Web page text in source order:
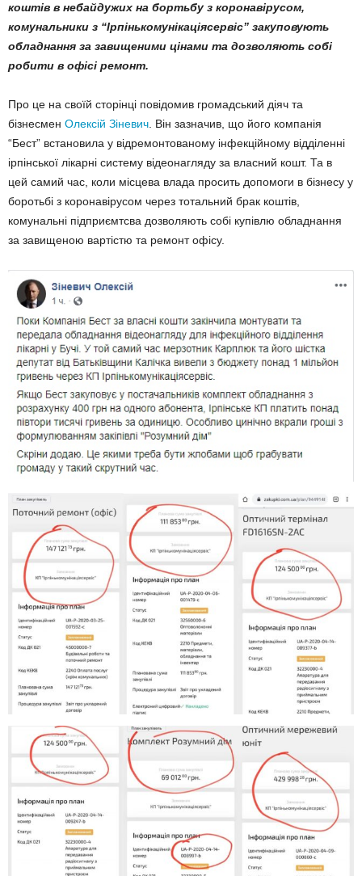
коштів в небайдужих на бортьбу з коронавірусом,
комунальники з “Ірпінькомунікаціясервіс” закуповують
обладнання за завищеними цінами та дозволяють собі
робити в офісі ремонт.
Про це на своїй сторінці повідомив громадський діяч та
бізнесмен Олексій Зіневич . Він зазначив, що його компанія
“Бест” встановила у відремонтованому інфекційному відділенні
ірпінської лікарні систему відеонагляду за власний кошт. Та в
цей самий час, коли місцева влада просить допомоги в бізнесу у
боротьбі з коронавірусом через тотальний брак коштів,
комунальні підприємтсва дозволяють собі купівлю обладнання
за завищеною вартістю та ремонт офісу.